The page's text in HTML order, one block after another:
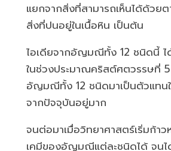
แยกจากสิ่งที่สามารถเห็นได้ด้วย
สิ่งที่ปนอยู่ในเนื้อหิน เป็นต้น
ไอเดียจากอัญมณีทั้ง 12 ชนิดนี้
ในช่วงประมาณคริสต์ศตวรรษที่
อัญมณีทั้ง 12 ชนิดมาเป็นตัวแทน
จากปัจจุบันอยู่มาก
จนต่อมาเมื่อวิทยาศาสตร์เริ่มก้
เคมีของอัญมณีแต่ละชนิดได้ จนไ